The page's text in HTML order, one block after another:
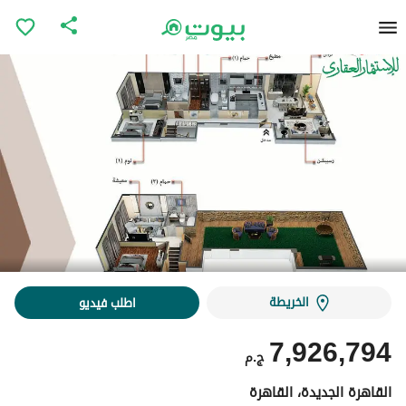
الخريطة اطلب فيديو
ج.م 7,926,794
القاهرة الجديدة، القاهرة